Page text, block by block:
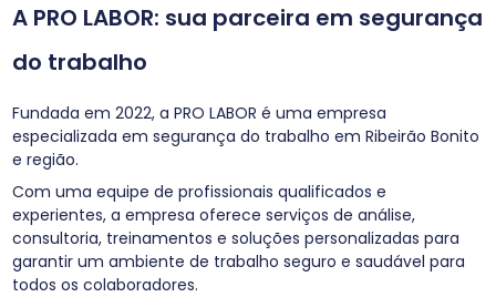
A PRO LABOR: sua parceira em segurança
do trabalho
Fundada em 2022, a PRO LABOR é uma empresa
especializada em segurança do trabalho em Ribeirão Bonito
e região.
Com uma equipe de profissionais qualificados e
experientes, a empresa oferece serviços de análise,
consultoria, treinamentos e soluções personalizadas para
garantir um ambiente de trabalho seguro e saudável para
todos os colaboradores.